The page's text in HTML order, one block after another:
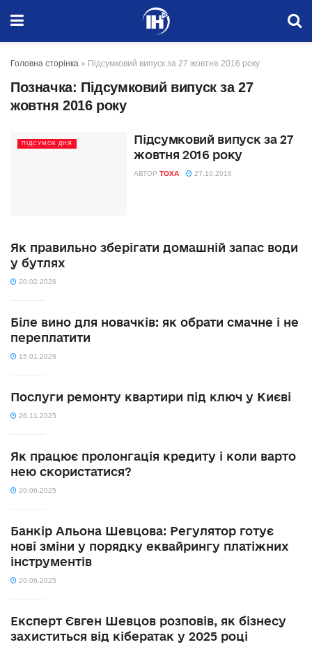
Головна сторінка » Підсумковий випуск за 27 жовтня 2016 року
Позначка: Підсумковий випуск за 27
жовтня 2016 року
ПІДСУМОК ДНЯ
Підсумковий випуск за 27
жовтня 2016 року
АВТОР TOXA 27.10.2016
Як правильно зберігати домашній запас води
у бутлях
20.02.2026
Біле вино для новачків: як обрати смачне і не
переплатити
15.01.2026
Послуги ремонту квартири під ключ у Києві
26.11.2025
Як працює пролонгація кредиту і коли варто
нею скористатися?
20.06.2025
Банкір Альона Шевцова: Регулятор готує
нові зміни у порядку еквайрингу платіжних
інструментів
20.06.2025
Експерт Євген Шевцов розповів, як бізнесу
захиститься від кібератак у 2025 році